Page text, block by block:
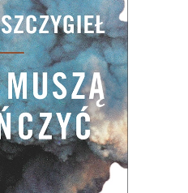
ZATAŃCZYĆ
nie ma ogółu?
od faktu podanego
na pewno Z zimną
jest pierwszą
Do czego może
bardzo długi szalik?